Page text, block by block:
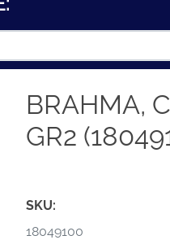
BRAHMA,
GR2
SKU:
18049100